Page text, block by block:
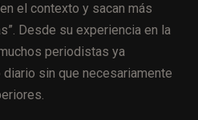
el contexto y sacan más
Desde su experiencia en la
periodistas ya
sin que necesariamente